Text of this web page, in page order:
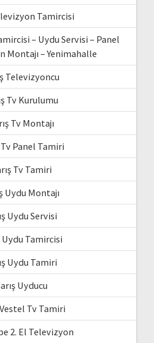
Tamircisi
– Uydu Servisi – Panel
Montajı – Yenimahalle
Televizyoncu
Tv Kurulumu
Tv Montajı
Tv Panel Tamiri
Tv Tamiri
Uydu Montajı
Uydu Servisi
Uydu Tamircisi
Uydu Tamiri
Uyducu
Tv Tamiri
2. El Televizyon